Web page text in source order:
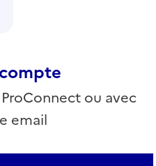
ou avec
email